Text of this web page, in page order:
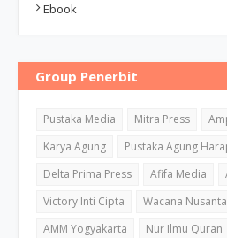
Ebook
Group Penerbit
Pustaka Media Mitra Press
Karya Agung
Pustaka Agung
Delta Prima Press
Afifa Media
Victory Inti Cipta
Wacana
AMM Yogyakarta
Nur Ilmu Quran